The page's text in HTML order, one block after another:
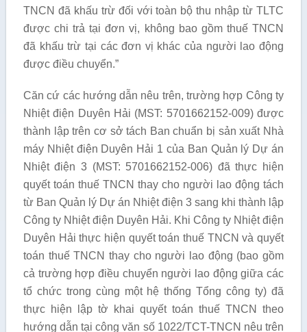
TNCN đã khấu trừ đối với toàn bộ thu nhập từ TLTC
được chi trả tại đơn vị, không bao gồm thuế TNCN
đã khấu trừ tại các đơn vị khác của người lao động
được điều chuyển.”
Căn cứ các hướng dẫn nêu trên, trường hợp Công ty
Nhiệt điện Duyên Hải (MST: 5701662152-009) được
thành lập trên cơ sở tách Ban chuẩn bị sản xuất Nhà
máy Nhiệt điện Duyên Hải 1 của Ban Quản lý Dự án
Nhiệt điện 3 (MST: 5701662152-006) đã thực hiện
quyết toán thuế TNCN thay cho người lao động tách
từ Ban Quản lý Dự án Nhiệt điện 3 sang khi thành lập
Công ty Nhiệt điện Duyên Hải. Khi Công ty Nhiệt điện
Duyên Hải thực hiện quyết toán thuế TNCN và quyết
toán thuế TNCN thay cho người lao động (bao gồm
cả trường hợp điều chuyển người lao động giữa các
tổ chức trong cùng một hệ thống Tổng công ty) đã
thực hiện lập tờ khai quyết toán thuế TNCN theo
hướng dẫn tại công văn số 1022/TCT-TNCN nêu trên